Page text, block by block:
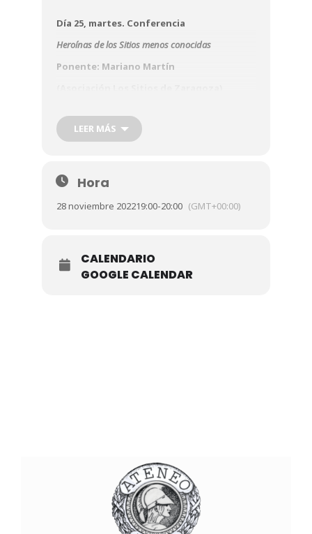
Día 25, martes. Conferencia
Heroínas de los Sitios menos conocidas
Ponente: Mariano Martín
Sala de exposiciones
LEER MÁS
Hora
28 noviembre 202219:00-20:00 (GMT+00:00)
CALENDARIO
GOOGLE CALENDAR